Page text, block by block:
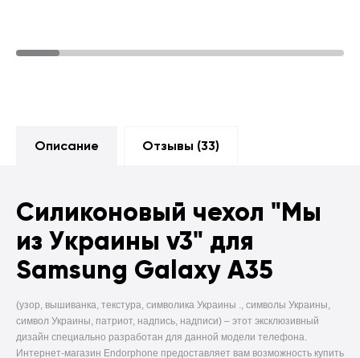
Описание Отзывы (33)
Силиконовый чехол "Мы
из Украины v3" для
Samsung Galaxy A35
(узор, вышиванка, текстура, символика Украины ., символы Украины,
символ Украины, патриот, надпись, надписи) – этот эксклюзивный
дизайн специально разработан для данной модели телефона.
Интернет-магазин Endorphone предоставляет вам возможность купить